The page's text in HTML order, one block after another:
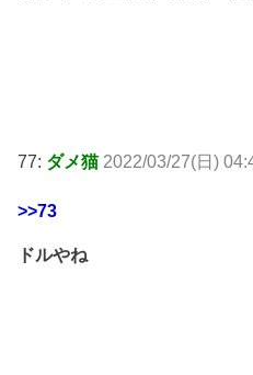
77: ダメ猫 2022/03/27(日)
>>73
ドルやね